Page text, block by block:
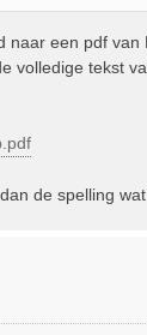
een pdf van
volledige tekst
de spelling